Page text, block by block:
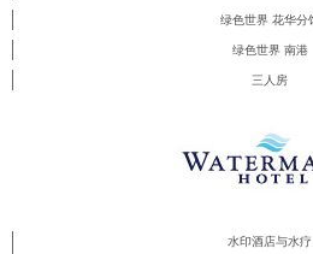
绿色世界 花华分
绿色世界 南港
三人房
水印酒店与水疗